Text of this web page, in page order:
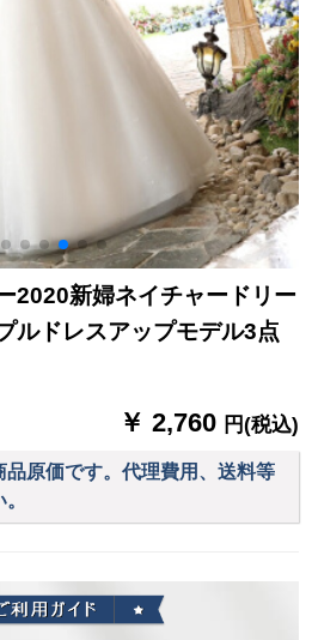
2020新婦ネイチャードリー
ルドレスアップモデル3点
￥ 2,760 円(税込)
品原価です。代理費用、送料等